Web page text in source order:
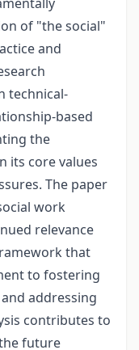
of "the social"
and
technical-
based
the
its core values
The paper
work
relevance
that
to fostering
addressing
contributes to
future